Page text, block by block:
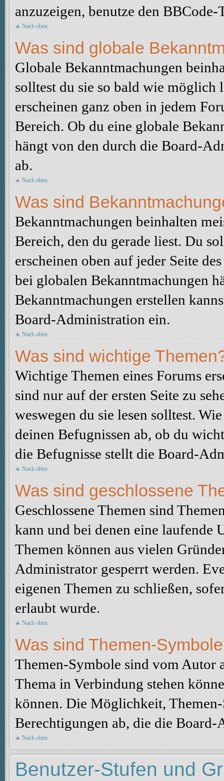
anzuzeigen, benutze den
Nach oben
Was sind globale
Globale Bekanntmachungen
solltest du sie so bald wie möglich
erscheinen ganz oben in jedem
Bereich. Ob du eine globale
hängt von den durch die Board-
ab.
Nach oben
Was sind
Bekanntmachungen beinhalten
Bereich, den du gerade liest. Du
erscheinen oben auf jeder Seite
bei globalen Bekanntmachungen
Bekanntmachungen erstellen
Board-Administration ein.
Nach oben
Was sind wichtige
Wichtige Themen eines Forums
sind nur auf der ersten Seite zu
weswegen du sie lesen solltest.
deinen Befugnissen ab, ob du
die Befugnisse stellt die Board-
Nach oben
Was sind geschlossene
Geschlossene Themen sind
kann und bei denen eine laufende
Themen können aus vielen
Administrator gesperrt werden.
eigenen Themen zu schließen,
erlaubt wurde.
Nach oben
Was sind Themen-
Themen-Symbole sind vom Autor
Thema in Verbindung stehen
können. Die Möglichkeit,
Berechtigungen ab, die die
Nach oben
Benutzer-Stufen und